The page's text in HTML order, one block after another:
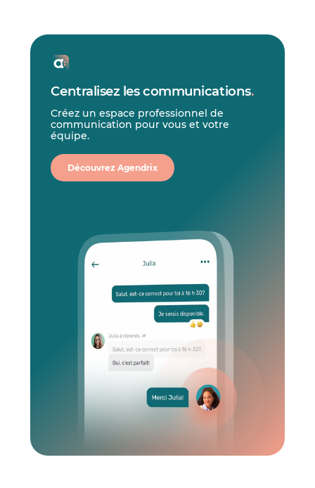
Centralisez les communications.
Créez un espace professionnel de
communication pour vous et votre
équipe.
Découvrez Agendrix